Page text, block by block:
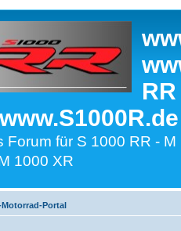
Forum für S 1000 RR -
1000 XR
Motorrad-Portal